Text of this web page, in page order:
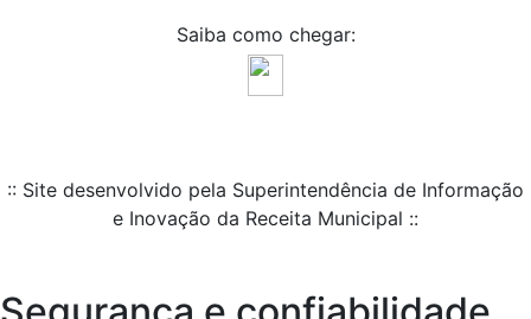
Saiba como chegar:
:: Site desenvolvido pela Superintendência de Informação
e Inovação da Receita Municipal ::